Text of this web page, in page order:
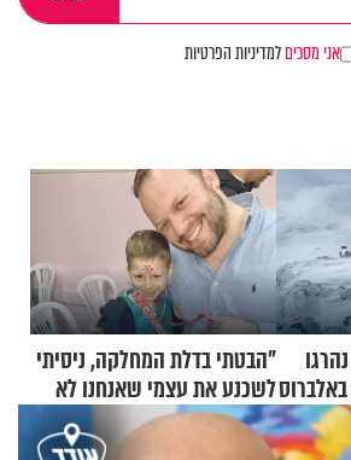
אני מסכיםלמדיניות הפרטיות
הטיפוס הפך לאסון: 5 נהרגו
"הבטתי בדלת המחלקה, ניסיתי
לשכנע את עצמי שאנחנו לא
שייכים לשם"